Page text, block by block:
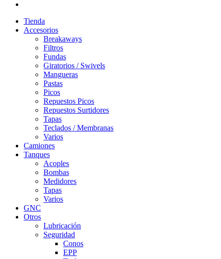
Tienda
Accesorios
Breakaways
Filtros
Fundas
Giratorios / Swivels
Mangueras
Pastas
Picos
Repuestos Picos
Repuestos Surtidores
Tapas
Teclados / Membranas
Varios
Camiones
Tanques
Acoples
Bombas
Medidores
Tapas
Varios
GNC
Otros
Lubricación
Seguridad
Conos
EPP